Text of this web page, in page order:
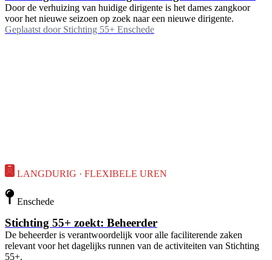
Door de verhuizing van huidige dirigente is het dames zangkoor
voor het nieuwe seizoen op zoek naar een nieuwe dirigente.
Geplaatst door Stichting 55+ Enschede
LANGDURIG · FLEXIBELE UREN
Enschede
Stichting 55+ zoekt: Beheerder
De beheerder is verantwoordelijk voor alle faciliterende zaken
relevant voor het dagelijks runnen van de activiteiten van Stichting
55+.